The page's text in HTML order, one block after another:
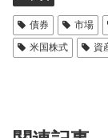
債券 市場
米国株式
資